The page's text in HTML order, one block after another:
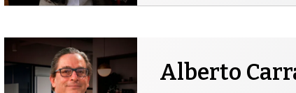
Alberto